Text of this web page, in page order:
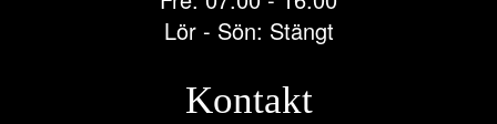
Lör - Sön: Stängt
Kontakt